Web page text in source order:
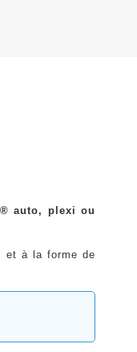
auto, plexi ou
et à la forme de